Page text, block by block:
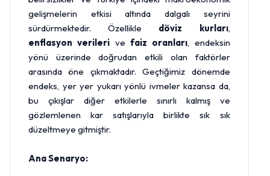
gelişmelerin etkisi altında dalgalı seyrini
sürdürmektedir. Özellikle döviz kurları,
enflasyon verileri ve faiz oranları, endeksin
yönü üzerinde doğrudan etkili olan faktörler
arasında öne çıkmaktadır. Geçtiğimiz dönemde
endeks, yer yer yukarı yönlü ivmeler kazansa da,
bu çıkışlar diğer etkilerle sınırlı kalmış ve
gözlemlenen kar satışlarıyla birlikte sık sık
düzeltmeye gitmiştir.
Ana Senaryo: